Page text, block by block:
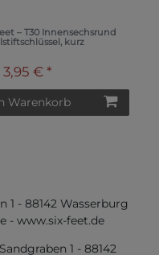
– T30 Innensechsrund
kurz
3,95 € *
Warenkorb
1 - 88142 Wasserburg
- www.six-feet.de
Sandgraben 1 - 88142